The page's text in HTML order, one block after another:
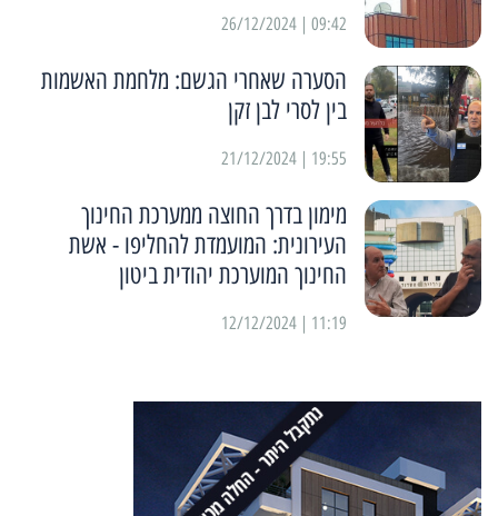
09:42 | 26/12/2024
הסערה שאחרי הגשם: מלחמת האשמות
בין לסרי לבן זקן
19:55 | 21/12/2024
מימון בדרך החוצה ממערכת החינוך
העירונית: המועמדת להחליפו - אשת
החינוך המוערכת יהודית ביטון
11:19 | 12/12/2024